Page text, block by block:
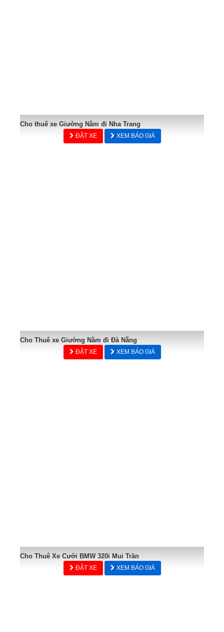
Cho thuê xe Giường Nằm đi Nha Trang
ĐẶT XE XEM BÁO GIÁ
Cho Thuê xe Giường Nằm đi Đà Nẵng
ĐẶT XE XEM BÁO GIÁ
Cho Thuê Xe Cưới BMW 320i Mui Trần
ĐẶT XE XEM BÁO GIÁ